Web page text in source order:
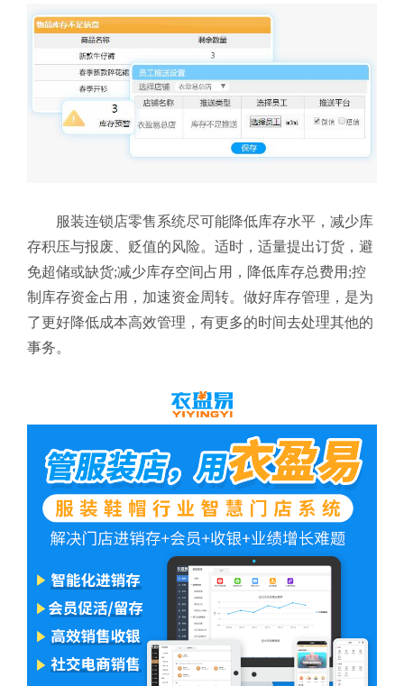
服装连锁店零售系统尽可能降低库存水平，减少库
存积压与报废、贬值的风险。适时，适量提出订货，避
免超储或缺货;减少库存空间占用，降低库存总费用;控
制库存资金占用，加速资金周转。做好库存管理，是为
了更好降低成本高效管理，有更多的时间去处理其他的
事务。